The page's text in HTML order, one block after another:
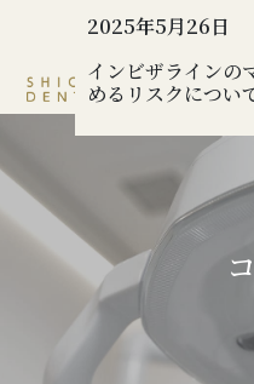
2025年5月26日
インビザラインの
めるリスクについ